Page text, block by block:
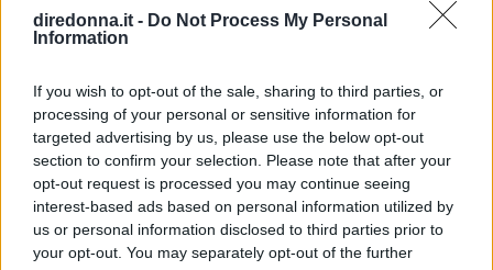
diredonna.it - Do Not Process My Personal
Information
If you wish to opt-out of the sale, sharing to third parties, or
processing of your personal or sensitive information for
targeted advertising by us, please use the below opt-out
section to confirm your selection. Please note that after your
opt-out request is processed you may continue seeing
interest-based ads based on personal information utilized by
us or personal information disclosed to third parties prior to
your opt-out. You may separately opt-out of the further